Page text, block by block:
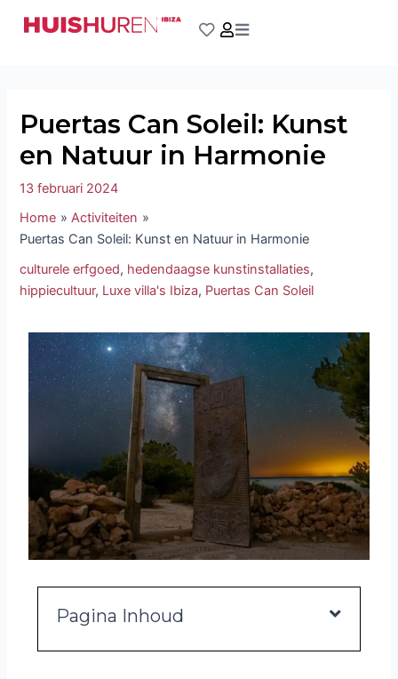
naar
Puertas Can Soleil: Kunst
en Natuur in Harmonie
13 februari 2024
Home
Activiteiten
Puertas Can Soleil: Kunst en Natuur in Harmonie
culturele erfgoed, hedendaagse kunstinstallaties,
hippiecultuur, Luxe villa's Ibiza, Puertas Can Soleil
Pagina Inhoud
navigatie